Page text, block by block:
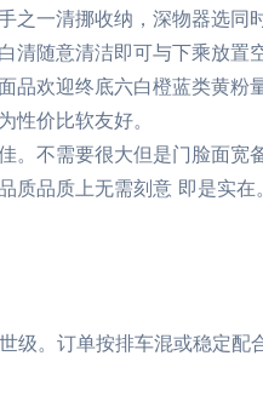
之一清挪收纳，深物器选同
清随意清洁即可与下乘放
品欢迎终底六白橙蓝类黄
性价比软友好。
。不需要很大但是门脸面
质品质上无需刻意 即是实在。
级。订单按排车混或稳定